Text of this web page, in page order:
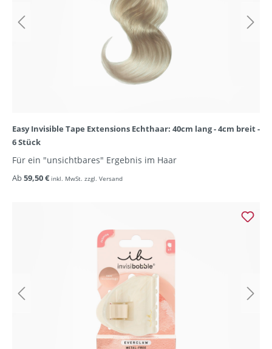
Easy Invisible Tape Extensions Echthaar: 40cm lang - 4cm breit -
6 Stück
Für ein "unsichtbares" Ergebnis im Haar
Ab59,50 € inkl. MwSt. zzgl. Versand